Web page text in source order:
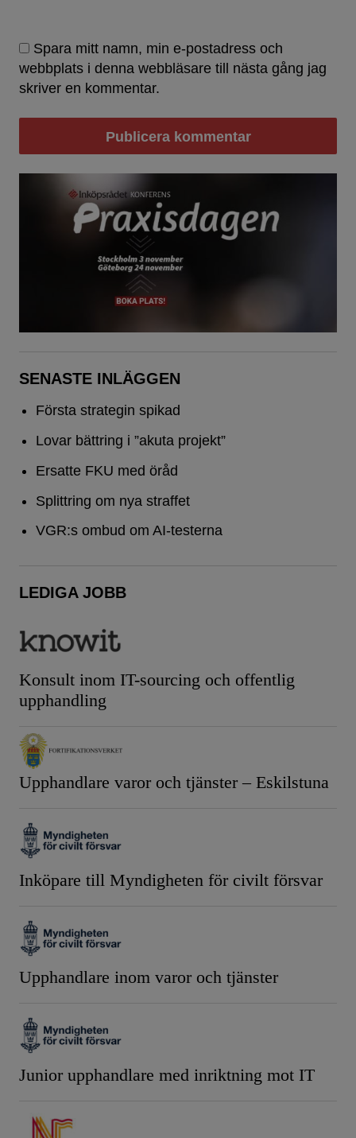
Spara mitt namn, min e-postadress och
webbplats i denna webbläsare till nästa gång jag
skriver en kommentar.
SENASTE INLÄGGEN
Första strategin spikad
Lovar bättring i ”akuta projekt”
Ersatte FKU med öråd
Splittring om nya straffet
VGR:s ombud om AI-testerna
LEDIGA JOBB
Konsult inom IT-sourcing och offentlig
upphandling
Upphandlare varor och tjänster – Eskilstuna
Inköpare till Myndigheten för civilt försvar
Upphandlare inom varor och tjänster
Junior upphandlare med inriktning mot IT